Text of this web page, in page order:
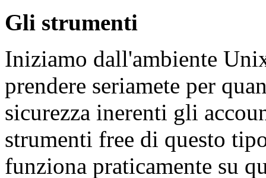
Gli strumenti
Iniziamo dall'ambiente
prendere seriamete per
sicurezza inerenti gli
strumenti free di questo
funziona praticamente su